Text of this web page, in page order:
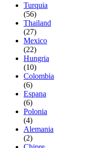
Turquia
(56)
Thailand
(27)
Mexico
(22)
Hungria
(10)
Colombia
(6)
Espana
(6)
Polonia
(4)
Alemania
(2)